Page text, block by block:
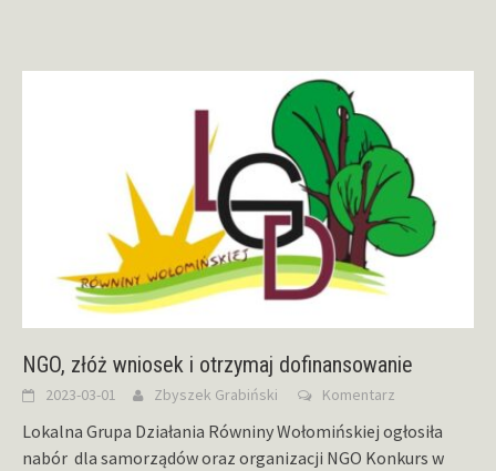
NGO, złóż wniosek i otrzymaj dofinansowanie
2023-03-01 Zbyszek Grabiński Komentarz
Lokalna Grupa Działania Równiny Wołomińskiej ogłosiła
nabór dla samorządów oraz organizacji NGO Konkurs w